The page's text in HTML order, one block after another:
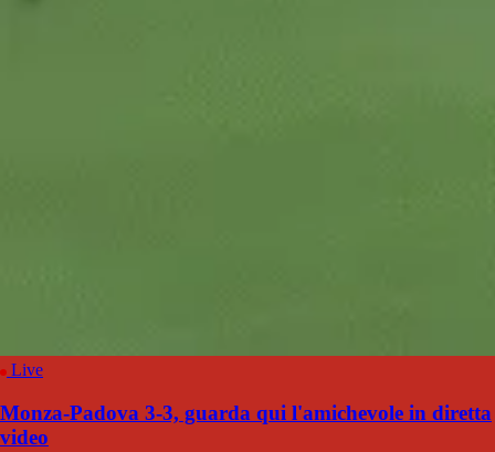
Live
Monza-Padova 3-3, guarda qui l'amichevole in diretta
video